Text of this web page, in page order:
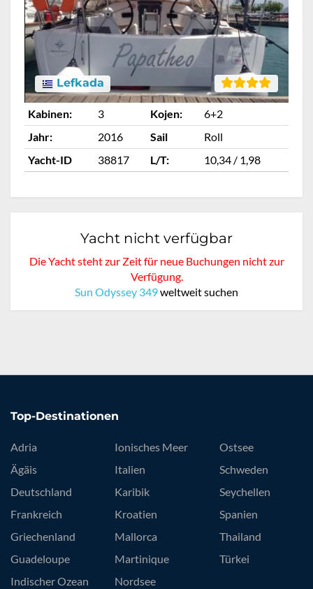
Lefkada
Kabinen: 3 Kojen:
6+2
Jahr:
2016 Sail
Roll
Yacht-ID
38817 L/T: 10,34 / 1,98
Yacht nicht verfügbar
Die Yacht steht zur Zeit für neue Buchungen nicht zur
Verfügung.
Sun Odyssey 349weltweit suchen
Top-Destinationen
Adria
Ägäis
Deutschland
Frankreich
Griechenland
Guadeloupe
Indischer Ozean
Ionisches Meer
Italien
Karibik
Kroatien
Mallorca
Martinique
Nordsee
Ostsee
Schweden
Seychellen
Spanien
Thailand
Türkei